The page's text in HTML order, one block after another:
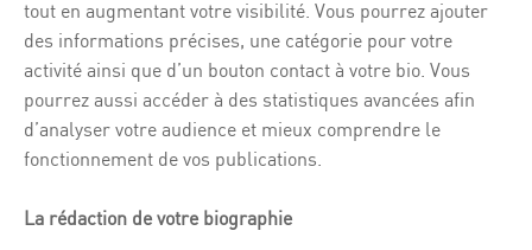
tout en augmentant votre visibilité. Vous pourrez ajouter
des informations précises, une catégorie pour votre
activité ainsi que d’un bouton contact à votre bio. Vous
pourrez aussi accéder à des statistiques avancées afin
d’analyser votre audience et mieux comprendre le
fonctionnement de vos publications.
La rédaction de votre biographie